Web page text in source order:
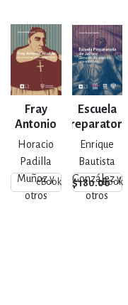
Fray
Antonio
Alcalde
Horacio
Padilla
Muñoz y
otros
eBook $180.00
Escuela
Preparatoria
de Jalisco
Enrique
Bautista
González y
otros
eBook